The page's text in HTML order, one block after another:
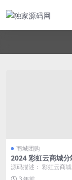
商城团购
2024 彩虹云商城分
播PHP源码
源码描述： 彩虹云商
面添加分站收入轮播块